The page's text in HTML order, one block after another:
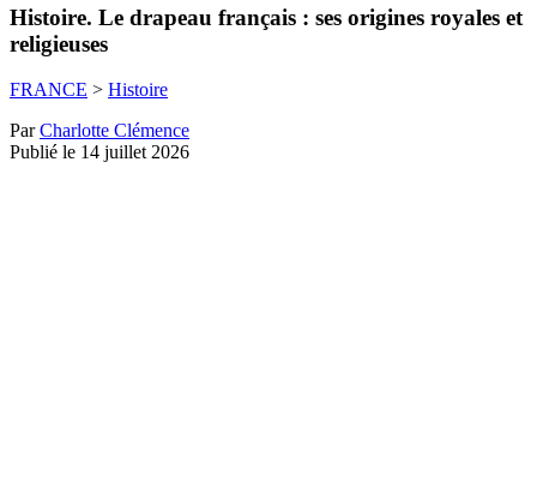
Histoire. Le drapeau français : ses origines royales et
religieuses
FRANCE > Histoire
ParCharlotte Clémence
Publié le 14 juillet 2026